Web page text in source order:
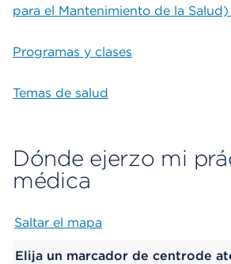
para el Mantenimiento de la
Programas y clases
Temas de salud
Dónde ejerzo mi
médica
Saltar el mapa
Elija un marcador de centrode